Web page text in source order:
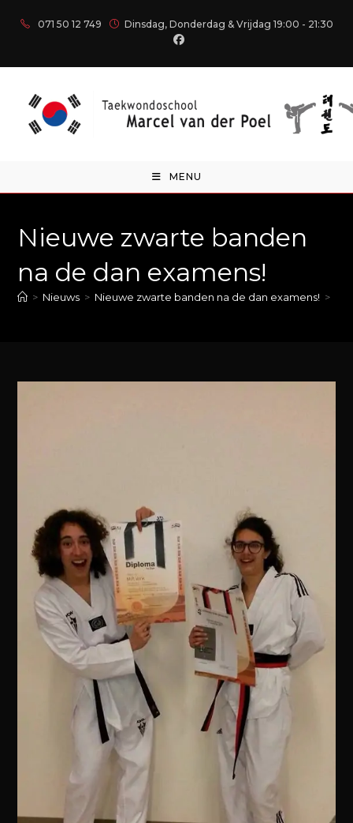
071 50 12 749 Dinsdag, Donderdag & Vrijdag 19:00 - 21:30
MENU
Nieuwe zwarte banden
na de dan examens!
> Nieuws > Nieuwe zwarte banden na de dan examens! >